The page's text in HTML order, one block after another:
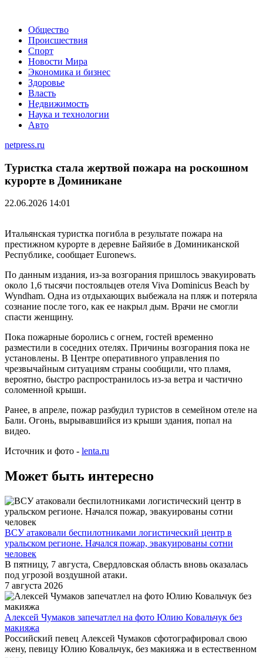
Общество
Происшествия
Спорт
Новости Мира
Экономика и бизнес
Здоровье
Власть
Недвижимость
Наука и технологии
Авто
netpress.ru
Туристка стала жертвой пожара на роскошном
курорте в Доминикане
22.06.2026 14:01
Итальянская туристка погибла в результате пожара на
престижном курорте в деревне Байяибе в Доминиканской
Республике, сообщает Euronews.
По данным издания, из-за возгорания пришлось эвакуировать
около 1,6 тысячи постояльцев отеля Viva Dominicus Beach by
Wyndham. Одна из отдыхающих выбежала на пляж и потеряла
сознание после того, как ее накрыл дым. Врачи не смогли
спасти женщину.
Пока пожарные боролись с огнем, гостей временно
разместили в соседних отелях. Причины возгорания пока не
установлены. В Центре оперативного управления по
чрезвычайным ситуациям страны сообщили, что пламя,
вероятно, быстро распространилось из-за ветра и частично
соломенной крыши.
Ранее, в апреле, пожар разбудил туристов в семейном отеле на
Бали. Огонь, вырывавшийся из крыши здания, попал на
видео.
Источник и фото - lenta.ru
Может быть интересно
ВСУ атаковали беспилотниками логистический центр в
уральском регионе. Начался пожар, эвакуированы сотни
человек
В пятницу, 7 августа, Свердловская область вновь оказалась
под угрозой воздушной атаки.
7 августа 2026
Алексей Чумаков запечатлел на фото Юлию Ковальчук без
макияжа
Российский певец Алексей Чумаков сфотографировал свою
жену, певицу Юлию Ковальчук, без макияжа и в естественном